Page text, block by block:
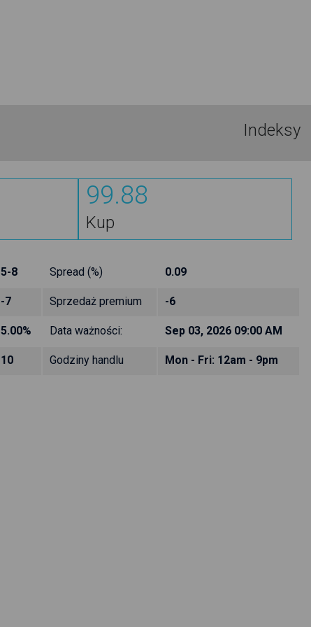
Indeksy
99.88
Kup
5-8 Spread (%) 0.09
-7 Sprzedaż premium -6
5.00% Data ważności: Sep 03, 2026 09:00 AM
10 Godziny handlu Mon - Fri: 12am - 9pm